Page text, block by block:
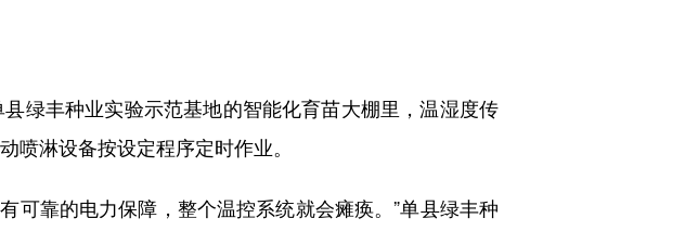
丰种业实验示范基地的智能化育苗大棚里，温湿度传
淋设备按设定程序定时作业。
靠的电力保障，整个温控系统就会瘫痪。”单县绿丰种